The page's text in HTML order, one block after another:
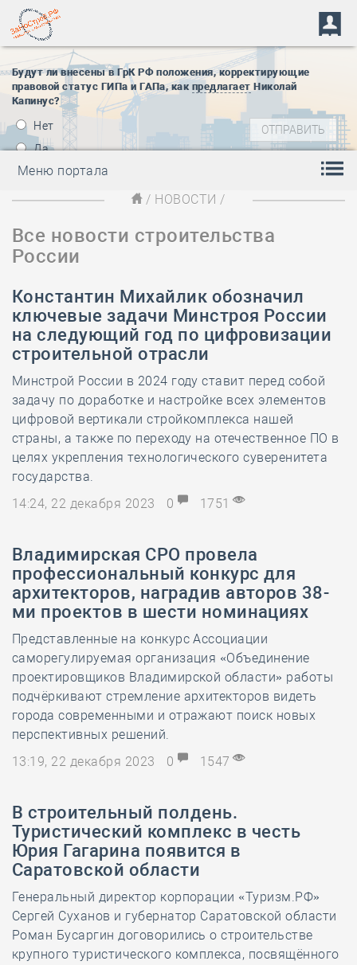
Будут ли внесены в ГрК РФ положения, корректирующие
правовой статус ГИПа и ГАПа, как предлагает Николай
Капинус?
Нет
Да
Меню портала
/ НОВОСТИ /
Все новости строительства
России
Константин Михайлик обозначил
ключевые задачи Минстроя России
на следующий год по цифровизации
строительной отрасли
Минстрой России в 2024 году ставит перед собой
задачу по доработке и настройке всех элементов
цифровой вертикали стройкомплекса нашей
страны, а также по переходу на отечественное ПО в
целях укрепления технологического суверенитета
государства.
14:24, 22 декабря 2023
0 1751
Владимирская СРО провела
профессиональный конкурс для
архитекторов, наградив авторов 38-
ми проектов в шести номинациях
Представленные на конкурс Ассоциации
саморегулируемая организация «Объединение
проектировщиков Владимирской области» работы
подчёркивают стремление архитекторов видеть
города современными и отражают поиск новых
перспективных решений.
13:19, 22 декабря 2023
0 1547
В строительный полдень.
Туристический комплекс в честь
Юрия Гагарина появится в
Саратовской области
Генеральный директор корпорации «Туризм.РФ»
Сергей Суханов и губернатор Саратовской области
Роман Бусаргин договорились о строительстве
крупного туристического комплекса, посвящённого